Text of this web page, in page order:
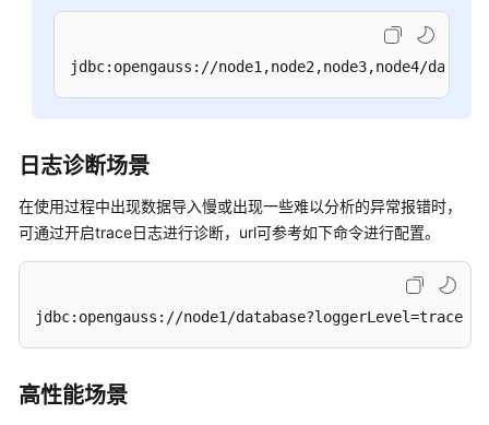
述
数
全
数
据
入
门
开
jdbc:opengauss://node1,node2,node3,node4/
日志诊断场景
在使用过程中出现数据导入慢或出现一些难以分析的异常报错时，
可通过开启trace日志进行诊断，url可参考如下命令进行配置。
jdbc:opengauss://node1/database?loggerLevel=trace
高性能场景